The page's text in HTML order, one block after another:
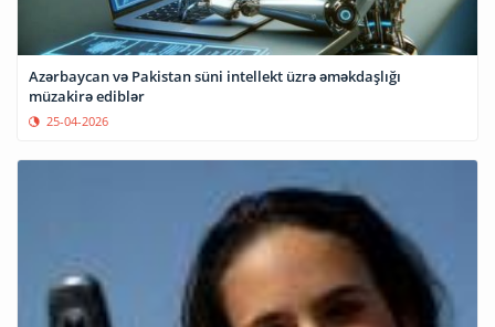
Azərbaycan və Pakistan süni intellekt üzrə əməkdaşlığı
müzakirə ediblər
25-04-2026